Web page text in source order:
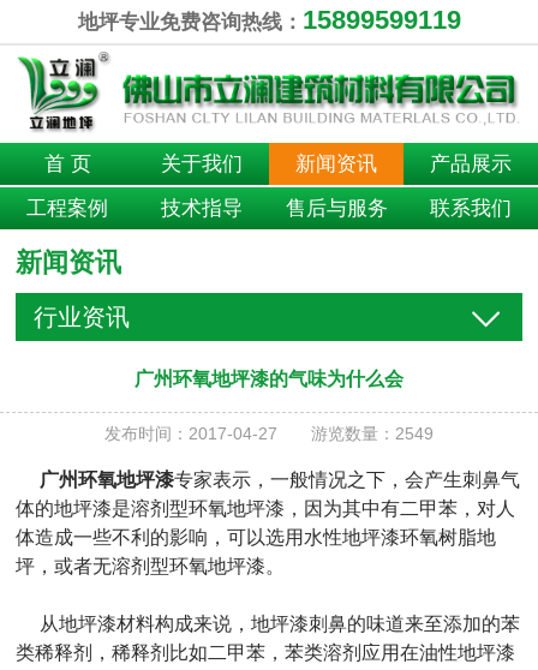
地坪专业免费咨询热线： 15899599119
首 页 关于我们 新闻资讯
产品展示
工程案例
技术指导 售后与服务 联系我们
新闻资讯
行业资讯
广州环氧地坪漆的气味为什么会
发布时间：2017-04-27 游览数量：2549
广州环氧地坪漆专家表示，一般情况之下，会产生刺鼻气
体的地坪漆是溶剂型环氧地坪漆，因为其中有二甲苯，对人
体造成一些不利的影响，可以选用水性地坪漆环氧树脂地
坪，或者无溶剂型环氧地坪漆。
从地坪漆材料构成来说，地坪漆刺鼻的味道来至添加的苯
类稀释剂，稀释剂比如二甲苯，苯类溶剂应用在油性地坪漆